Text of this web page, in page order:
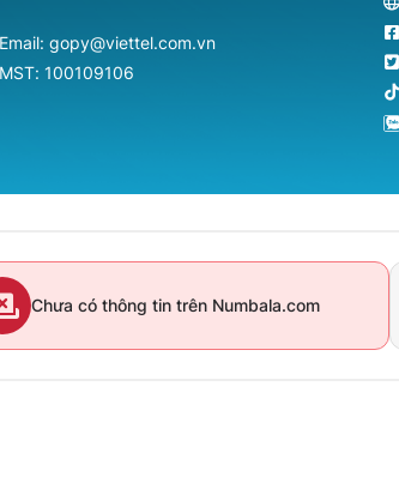
Email: gopy@viettel.com.vn
MST: 100109106
Chưa có thông tin trên Numbala.com